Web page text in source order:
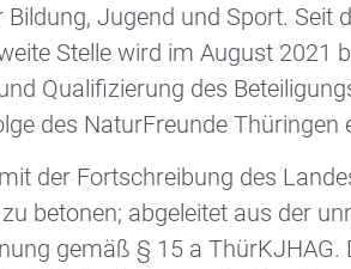
Jugend und Sport. Seit
Stelle wird im August 2021
Qualifizierung des
des NaturFreunde
der Fortschreibung des
betonen; abgeleitet aus der
gemäß § 15 a